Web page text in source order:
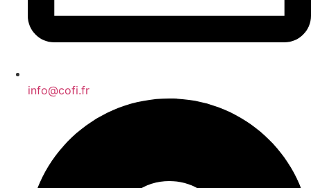
info@cofi.fr